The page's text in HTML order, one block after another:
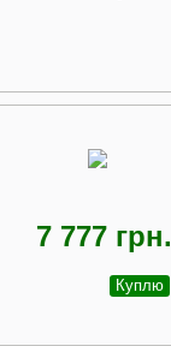
7 777 грн.
Куплю